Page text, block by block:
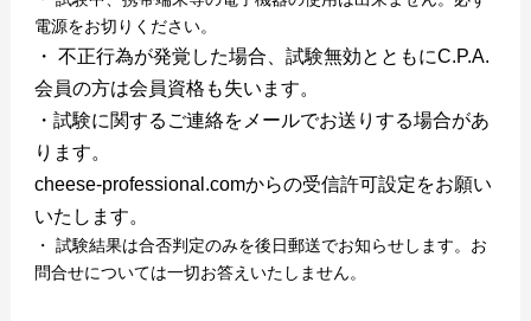
電源をお切りください。
・ 不正行為が発覚した場合、試験無効とともにC.P.A.
会員の方は会員資格も失います。
・試験に関するご連絡をメールでお送りする場合があ
ります。
cheese-professional.comからの受信許可設定をお願い
いたします。
・ 試験結果は合否判定のみを後日郵送でお知らせします。お
問合せについては一切お答えいたしません。